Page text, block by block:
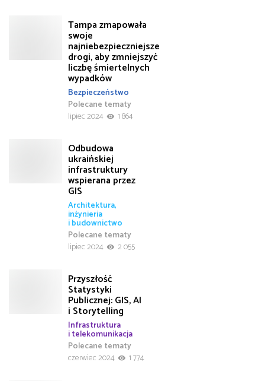
Tampa zmapowała
swoje
najniebezpieczniejsze
drogi, aby zmniejszyć
liczbę śmiertelnych
wypadków
Bezpieczeństwo
Polecane tematy
lipiec 2024
1 864
Odbudowa
ukraińskiej
infrastruktury
wspierana przez
GIS
Architektura,
inżynieria
i budownictwo
Polecane tematy
lipiec 2024
2 055
Przyszłość
Statystyki
Publicznej: GIS, AI
i Storytelling
Infrastruktura
i telekomunikacja
Polecane tematy
czerwiec 2024
1 774